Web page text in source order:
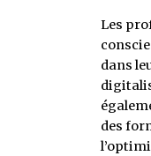
Les
dans
des